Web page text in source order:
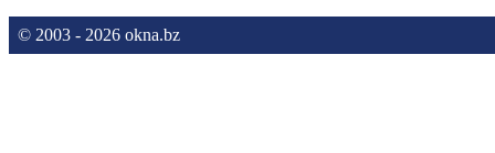
© 2003 - 2026 okna.bz